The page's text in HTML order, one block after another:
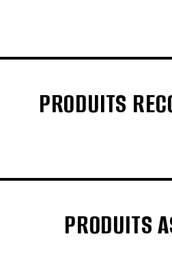
PRODUITS
€
PRODUITS